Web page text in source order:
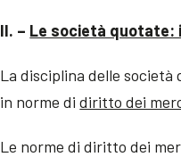
II. – Le società quotate:
La disciplina delle
in norme didiritto dei
Le norme di diritto dei